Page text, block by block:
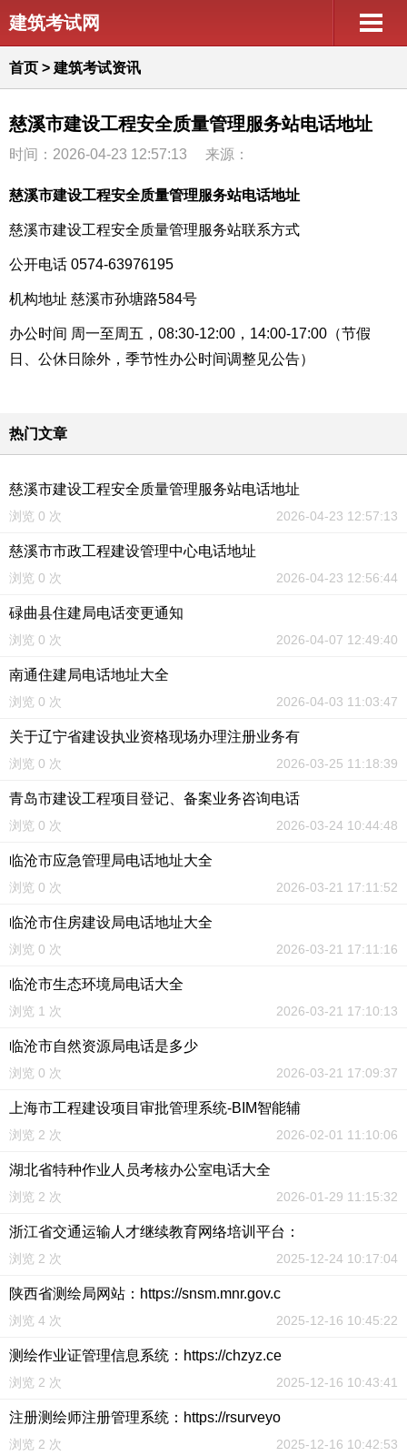
建筑考试网
首页 > 建筑考试资讯
慈溪市建设工程安全质量管理服务站电话地址
时间：2026-04-23 12:57:13 来源：
慈溪市建设工程安全质量管理服务站电话地址
慈溪市建设工程安全质量管理服务站联系方式
公开电话 0574-63976195
机构地址 慈溪市孙塘路584号
办公时间 周一至周五，08:30-12:00，14:00-17:00（节假
日、公休日除外，季节性办公时间调整见公告）
热门文章
慈溪市建设工程安全质量管理服务站电话地址
浏览 0 次 2026-04-23 12:57:13
慈溪市市政工程建设管理中心电话地址
浏览 0 次 2026-04-23 12:56:44
碌曲县住建局电话变更通知
浏览 0 次 2026-04-07 12:49:40
南通住建局电话地址大全
浏览 0 次 2026-04-03 11:03:47
关于辽宁省建设执业资格现场办理注册业务有
浏览 0 次 2026-03-25 11:18:39
青岛市建设工程项目登记、备案业务咨询电话
浏览 0 次 2026-03-24 10:44:48
临沧市应急管理局电话地址大全
浏览 0 次 2026-03-21 17:11:52
临沧市住房建设局电话地址大全
浏览 0 次 2026-03-21 17:11:16
临沧市生态环境局电话大全
浏览 1 次 2026-03-21 17:10:13
临沧市自然资源局电话是多少
浏览 0 次 2026-03-21 17:09:37
上海市工程建设项目审批管理系统-BIM智能辅
浏览 2 次 2026-02-01 11:10:06
湖北省特种作业人员考核办公室电话大全
浏览 2 次 2026-01-29 11:15:32
浙江省交通运输人才继续教育网络培训平台：
浏览 2 次 2025-12-24 10:17:04
陕西省测绘局网站：https://snsm.mnr.gov.c
浏览 4 次 2025-12-16 10:45:22
测绘作业证管理信息系统：https://chzyz.ce
浏览 2 次 2025-12-16 10:43:41
注册测绘师注册管理系统：https://rsurveyo
浏览 2 次 2025-12-16 10:42:53